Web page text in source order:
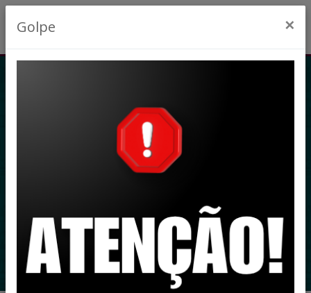
INVESTIMENTOS >
CONTRIBUIÇÃO
COMPENSAÇÃO
PREVIDENCIÁ
Golpe ×